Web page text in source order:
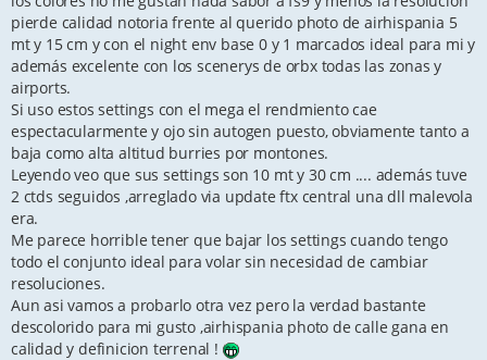
pierde calidad notoria frente al querido photo de airhispania 5
mt y 15 cm y con el night env base 0 y 1 marcados ideal para mi y
además excelente con los scenerys de orbx todas las zonas y
airports.
Si uso estos settings con el mega el rendmiento cae
espectacularmente y ojo sin autogen puesto, obviamente tanto a
baja como alta altitud burries por montones.
Leyendo veo que sus settings son 10 mt y 30 cm .... además tuve
2 ctds seguidos ,arreglado via update ftx central una dll malevola
era.
Me parece horrible tener que bajar los settings cuando tengo
todo el conjunto ideal para volar sin necesidad de cambiar
resoluciones.
Aun asi vamos a probarlo otra vez pero la verdad bastante
descolorido para mi gusto ,airhispania photo de calle gana en
calidad y definicion terrenal !